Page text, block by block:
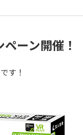
ーン開催！
す！